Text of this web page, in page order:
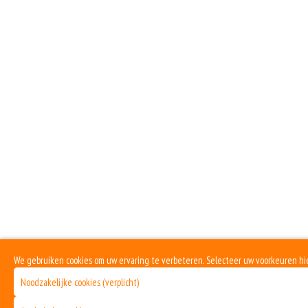
We gebruiken cookies om uw ervaring te verbeteren. Selecteer uw voorkeuren
Noodzakelijke cookies (verplicht)